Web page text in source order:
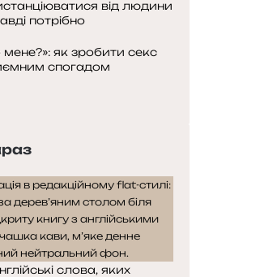
від людини
потрібно
як зробити секс
спогадом
слова, яких